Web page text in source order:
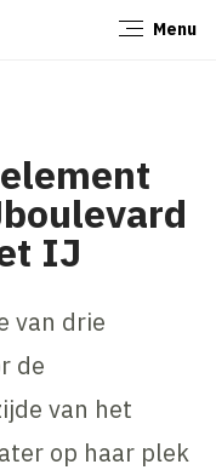
Menu
IJ
van drie
de
van het
op haar plek
Sluiten